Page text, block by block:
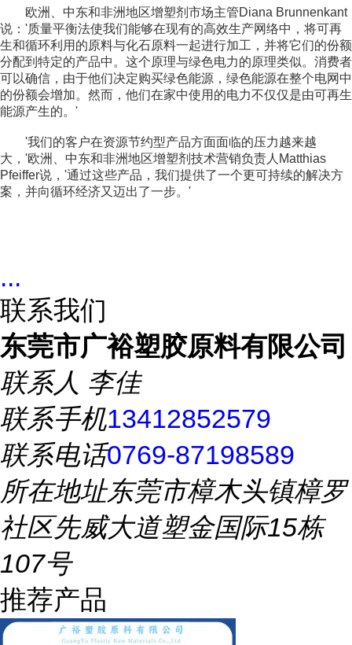
欧洲、中东和非洲地区增塑剂市场主管Diana Brunnenkant
说：'质量平衡法使我们能够在现有的高效生产网络中，将可再
生和循环利用的原料与化石原料一起进行加工，并将它们的份额
分配到特定的产品中。这个原理与绿色电力的原理类似。消费者
可以确信，由于他们决定购买绿色能源，绿色能源在整个电网中
的份额会增加。然而，他们在家中使用的电力不仅仅是由可再生
能源产生的。'
'我们的客户在资源节约型产品方面面临的压力越来越
大，'欧洲、中东和非洲地区增塑剂技术营销负责人Matthias
Pfeiffer说，'通过这些产品，我们提供了一个更可持续的解决方
案，并向循环经济又迈出了一步。'
...
联系我们
东莞市广裕塑胶原料有限公司
联系人 李佳
联系手机13412852579
联系电话0769-87198589
所在地址东莞市樟木头镇樟罗
社区先威大道塑金国际15栋
107号
推荐产品